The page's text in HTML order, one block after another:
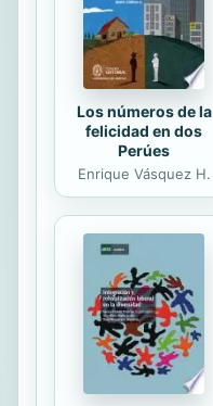
Los números de la
felicidad en dos
Perúes
Enrique Vásquez H.